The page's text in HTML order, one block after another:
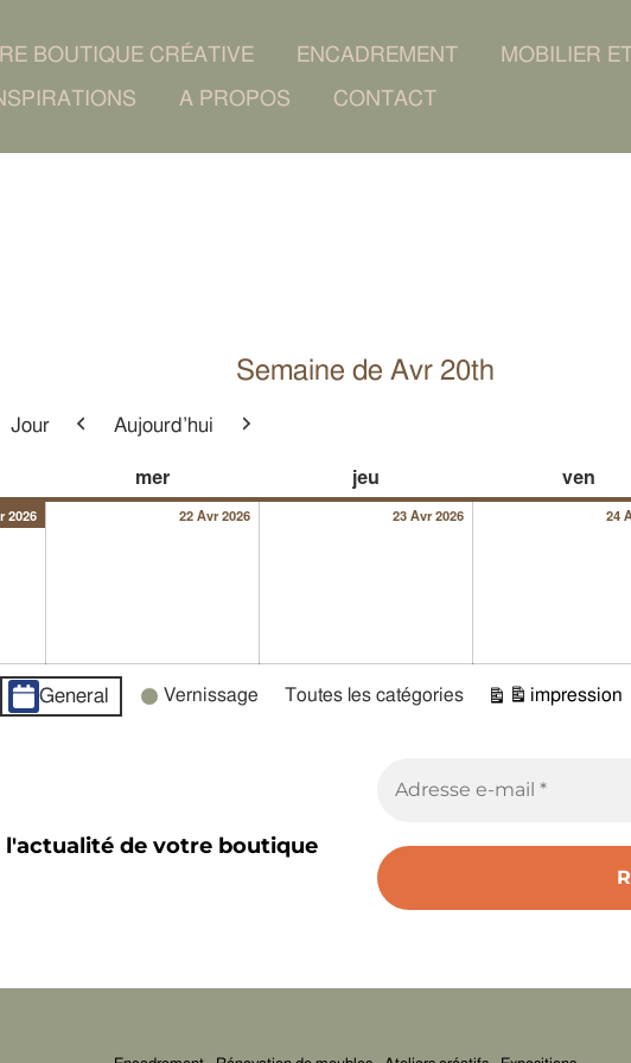
BOUTIQUE CRÉATIVE ENCADREMENT MOBILIER
A PROPOS CONTACT
Semaine de Avr 20th
Jour
Précédent
Aujourd’hui
mermercredi jeu ven
2026
évènement)
22 Avr 2026 23 Avr 2026 24
General Vernissage Toutes les catégories
Vue
impression
de votre boutique